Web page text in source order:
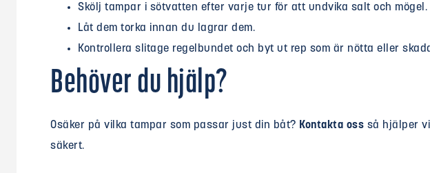
Skölj tampar i sötvatten efter varje tur för att undvika salt och mögel.
Låt dem torka innan du lagrar dem.
Kontrollera slitage regelbundet och byt ut rep som är nötta eller
Behöver du hjälp?
Osäker på vilka tampar som passar just din båt? Kontakta oss så hjälper
säkert.